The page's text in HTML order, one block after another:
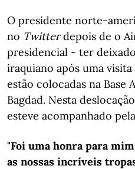
O presidente norte-
no Twitterdepois de o
presidencial - ter
iraquiano após uma
estão colocadas na Base
Bagdad. Nesta
esteve acompanhado
"Foi uma honra para
as nossas incríveis